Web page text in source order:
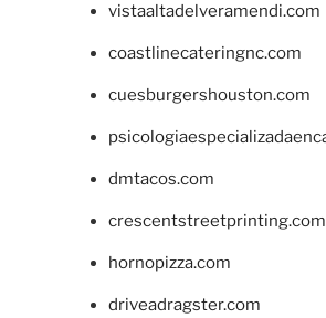
vistaaltadelveramendi.com
coastlinecateringnc.com
cuesburgershouston.com
dmtacos.com
crescentstreetprinting.com
hornopizza.com
driveadragster.com